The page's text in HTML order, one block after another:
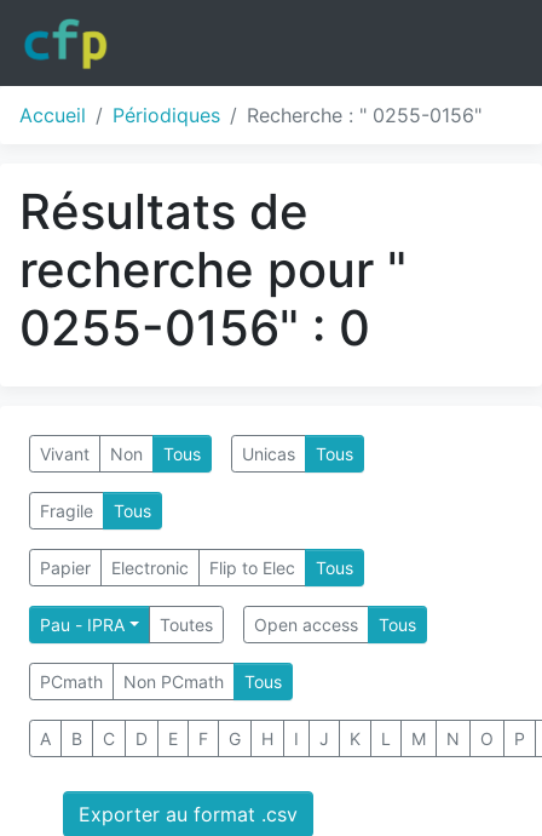
Accueil Périodiques Recherche : " 0255-0156"
Résultats de
recherche pour "
0255-0156" : 0
Vivant Non Tous Unicas Tous
Fragile Tous
Papier Electronic Flip to Elec Tous
Pau - IPRA Toutes Open access Tous
PCmath Non PCmath Tous
A B C D E F G H I J K L M N O P
Exporter au format .csv